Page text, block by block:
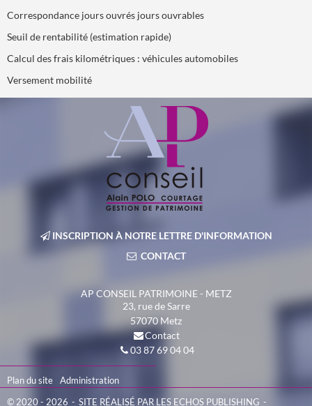
Correspondance jours ouvrés jours ouvrables
Seuil de rentabilité (estimation rapide)
Calcul des frais kilométriques : véhicules automobiles
Versement mobilité
INSCRIPTION À NOTRE LETTRE D'INFORMATION
CONTACT
AP CONSEIL PATRIMOINE - METZ
23, rue de Sarre
57070Metz
Contact
03 87 69 04 04
Plan du site
Administration
© 2020 - 2026
SITE RÉALISÉ PAR LES ECHOS PUBLISHING